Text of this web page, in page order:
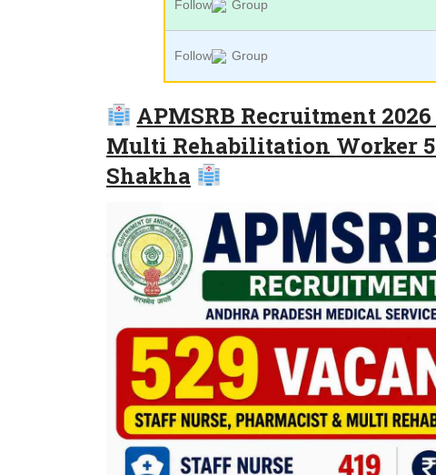
Follow Group
Follow Group
APMSRB Recruitment
Multi Rehabilitation Worker
Shakha